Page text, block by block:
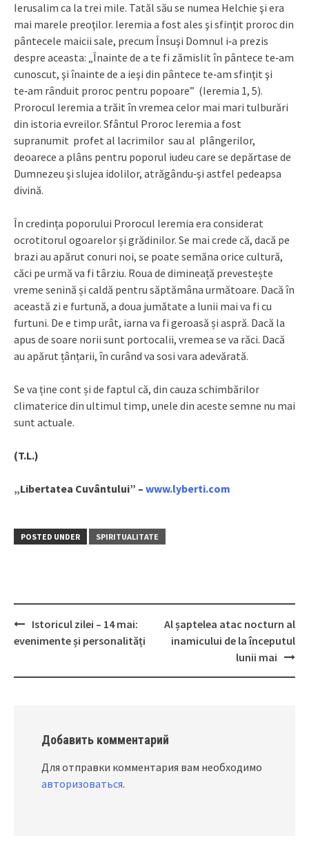
Ierusalim ca la trei mile. Tatăl său se numea Helchie şi era
mai marele preoţilor. Ieremia a fost ales şi sfinţit proroc din
pântecele maicii sale, precum Însuşi Domnul i‑a prezis
despre aceasta: „Înainte de a te fi zămislit în pântece te‑am
cunoscut, şi înainte de a ieşi din pântece te‑am sfinţit şi
te‑am rânduit proroc pentru popoare” (Ieremia 1, 5).
Prorocul Ieremia a trăit în vremea celor mai mari tulburări
din istoria evreilor. Sfântul Proroc Ieremia a fost
supranumit profet al lacrimilor sau al plângerilor,
deoarece a plâns pentru poporul iudeu care se depărtase de
Dumnezeu şi slujea idolilor, atrăgându‑şi astfel pedeapsa
divină.
În credința poporului Prorocul Ieremia era considerat
ocrotitorul ogoarelor și grădinilor. Se mai crede că, dacă pe
brazi au apărut conuri noi, se poate semăna orice cultură,
căci pe urmă va fi târziu. Roua de dimineață prevestește
vreme senină și caldă pentru săptămâna următoare. Dacă în
această zi e furtună, a doua jumătate a lunii mai va fi cu
furtuni. De e timp urât, iarna va fi geroasă și aspră. Dacă la
apus de soare norii sunt portocalii, vremea se va răci. Dacă
au apărut țânțarii, în curând va sosi vara adevărată.
Se va ține cont și de faptul că, din cauza schimbărilor
climaterice din ultimul timp, unele din aceste semne nu mai
sunt actuale.
(T.L.)
„Libertatea Cuvântului” – www.lyberti.com
POSTED UNDER SPIRITUALITATE
Post
Istoricul zilei – 14 mai:
evenimente și personalități
Al șaptelea atac nocturn al
inamicului de la începutul
lunii mai
Добавить комментарий
Для отправки комментария вам необходимо
авторизоваться.